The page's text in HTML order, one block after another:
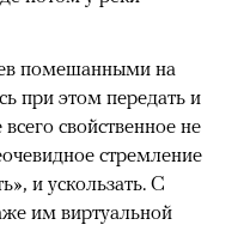
помешанными на
при этом передать и
свойственное не
стремление
и ускользать. С
им виртуальной